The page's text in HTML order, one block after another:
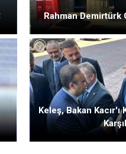
Rahman Demirtürk
Keleş, Bakan